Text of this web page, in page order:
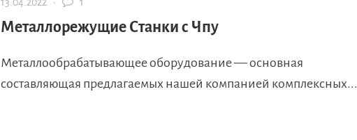
13.04.2022 · 1
Металлорежущие Станки с Чпу
Металлообрабатывающее оборудование — основная
составляющая предлагаемых нашей компанией комплексных...